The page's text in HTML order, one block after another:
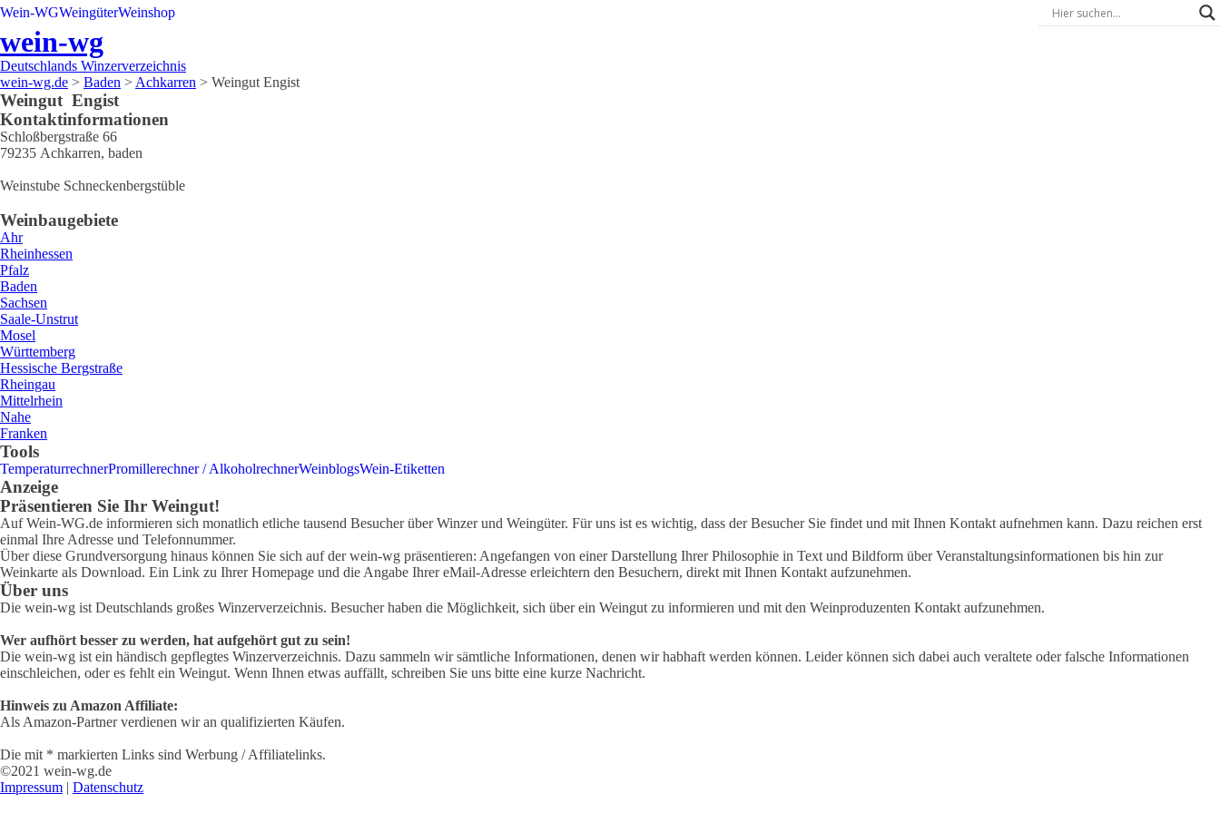
Wein-WGWeingüterWeinshop
wein-wg
Deutschlands Winzerverzeichnis
wein-wg.de > Baden > Achkarren > Weingut Engist
Weingut Engist
Kontaktinformationen
Schloßbergstraße 66
79235 Achkarren, baden
Weinstube Schneckenbergstüble
Weinbaugebiete
Ahr
Rheinhessen
Pfalz
Baden
Sachsen
Saale-Unstrut
Mosel
Württemberg
Hessische Bergstraße
Rheingau
Mittelrhein
Nahe
Franken
Tools
TemperaturrechnerPromillerechner / AlkoholrechnerWeinblogsWein-Etiketten
Anzeige
Präsentieren Sie Ihr Weingut!
Auf Wein-WG.de informieren sich monatlich etliche tausend Besucher über Winzer und Weingüter. Für uns ist es wichtig, dass der Besucher Sie findet und mit Ihnen Kontakt aufnehmen kann. Dazu reichen erst
einmal Ihre Adresse und Telefonnummer.
Über diese Grundversorgung hinaus können Sie sich auf der wein-wg präsentieren: Angefangen von einer Darstellung Ihrer Philosophie in Text und Bildform über Veranstaltungsinformationen bis hin zur
Weinkarte als Download. Ein Link zu Ihrer Homepage und die Angabe Ihrer eMail-Adresse erleichtern den Besuchern, direkt mit Ihnen Kontakt aufzunehmen.
Über uns
Die wein-wg ist Deutschlands großes Winzerverzeichnis. Besucher haben die Möglichkeit, sich über ein Weingut zu informieren und mit den Weinproduzenten Kontakt aufzunehmen.
Wer aufhört besser zu werden, hat aufgehört gut zu sein!
Die wein-wg ist ein händisch gepflegtes Winzerverzeichnis. Dazu sammeln wir sämtliche Informationen, denen wir habhaft werden können. Leider können sich dabei auch veraltete oder falsche Informationen
einschleichen, oder es fehlt ein Weingut. Wenn Ihnen etwas auffällt, schreiben Sie uns bitte eine kurze Nachricht.
Hinweis zu Amazon Affiliate:
Als Amazon-Partner verdienen wir an qualifizierten Käufen.
Die mit * markierten Links sind Werbung / Affiliatelinks.
©2021 wein-wg.de
Impressum | Datenschutz